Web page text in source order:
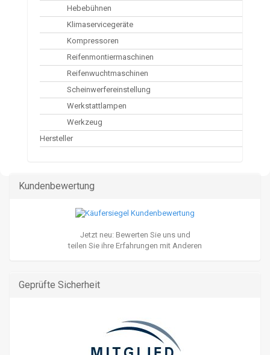
Hebebühnen
Klimaservicegeräte
Kompressoren
Reifenmontiermaschinen
Reifenwuchtmaschinen
Scheinwerfereinstellung
Werkstattlampen
Werkzeug
Hersteller
Kundenbewertung
Jetzt neu: Bewerten Sie uns und
teilen Sie ihre Erfahrungen mit Anderen
Geprüfte Sicherheit